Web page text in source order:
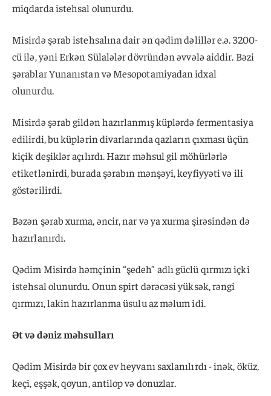
miqdarda istehsal olunurdu.
Misirdə şərab istehsalına dair ən qədim dəlillər e.ə. 3200-
cü ilə, yəni Erkən Sülalələr dövründən əvvələ aiddir. Bəzi
şərablar Yunanıstan və Mesopotamiyadan idxal
olunurdu.
Misirdə şərab gildən hazırlanmış küplərdə fermentasiya
edilirdi, bu küplərin divarlarında qazların çıxması üçün
kiçik deşiklər açılırdı. Hazır məhsul gil möhürlərlə
etiketlənirdi, burada şərabın mənşəyi, keyfiyyəti və ili
göstərilirdi.
Bəzən şərab xurma, əncir, nar və ya xurma şirəsindən də
hazırlanırdı.
Qədim Misirdə həmçinin “şedeh” adlı güclü qırmızı içki
istehsal olunurdu. Onun spirt dərəcəsi yüksək, rəngi
qırmızı, lakin hazırlanma üsulu az məlum idi.
Ət və dəniz məhsulları
Qədim Misirdə bir çox ev heyvanı saxlanılırdı - inək, öküz,
keçi, eşşək, qoyun, antilop və donuzlar.